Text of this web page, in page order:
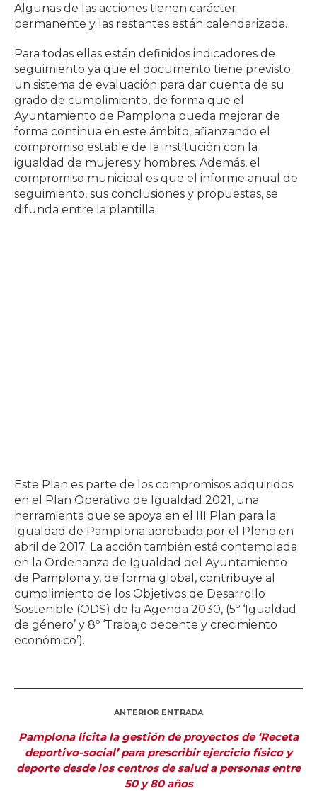
Algunas de las acciones tienen carácter
permanente y las restantes están calendarizada.
Para todas ellas están definidos indicadores de
seguimiento ya que el documento tiene previsto
un sistema de evaluación para dar cuenta de su
grado de cumplimiento, de forma que el
Ayuntamiento de Pamplona pueda mejorar de
forma continua en este ámbito, afianzando el
compromiso estable de la institución con la
igualdad de mujeres y hombres. Además, el
compromiso municipal es que el informe anual de
seguimiento, sus conclusiones y propuestas, se
difunda entre la plantilla.
Este Plan es parte de los compromisos adquiridos
en el Plan Operativo de Igualdad 2021, una
herramienta que se apoya en el III Plan para la
Igualdad de Pamplona aprobado por el Pleno en
abril de 2017. La acción también está contemplada
en la Ordenanza de Igualdad del Ayuntamiento
de Pamplona y, de forma global, contribuye al
cumplimiento de los Objetivos de Desarrollo
Sostenible (ODS) de la Agenda 2030, (5º ‘Igualdad
de género’ y 8º ‘Trabajo decente y crecimiento
económico’).
ANTERIOR ENTRADA
Pamplona licita la gestión de proyectos de ‘Receta
deportivo-social’ para prescribir ejercicio físico y
deporte desde los centros de salud a personas entre
50 y 80 años